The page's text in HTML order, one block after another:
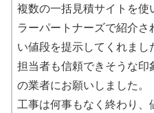
複数の一括見積サイトを使
ラーパートナーズで紹介さ
い値段を提示してくれまし
担当者も信頼できそうな印
の業者にお願いしました。
工事は何事もなく終わり、